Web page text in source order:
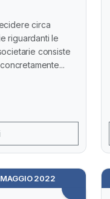
circa
riguardanti le
consiste
MAGGIO 2022